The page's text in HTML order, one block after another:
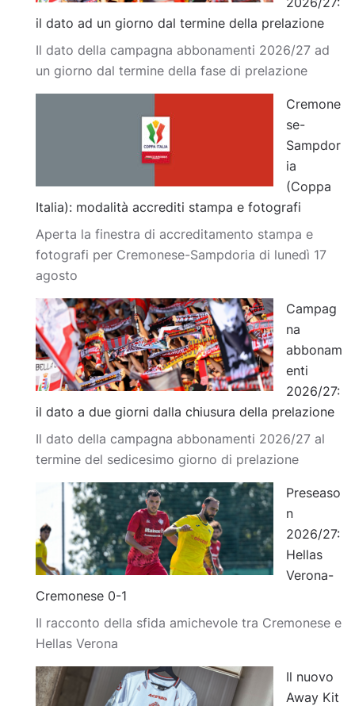
il dato ad un giorno dal termine della prelazione
Il dato della campagna abbonamenti 2026/27 ad
un giorno dal termine della fase di prelazione
Cremone
se-
Sampdor
ia
(Coppa
Italia): modalità accrediti stampa e fotografi
Aperta la finestra di accreditamento stampa e
fotografi per Cremonese-Sampdoria di lunedì 17
agosto
Campag
na
abbonam
enti
2026/27:
il dato a due giorni dalla chiusura della prelazione
Il dato della campagna abbonamenti 2026/27 al
termine del sedicesimo giorno di prelazione
Preseaso
n
2026/27:
Hellas
Verona-
Cremonese 0-1
Il racconto della sfida amichevole tra Cremonese e
Hellas Verona
Il nuovo
Away Kit